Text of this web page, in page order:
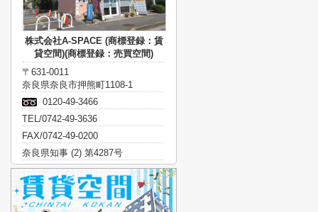
株式会社A-SPACE (商標登録：賃
貸空間)(商標登録：売買空間)
〒631-0011
奈良県奈良市押熊町1108-1
0120-49-3466
TEL/0742-49-3636
FAX/0742-49-0200
奈良県知事 (2) 第4287号